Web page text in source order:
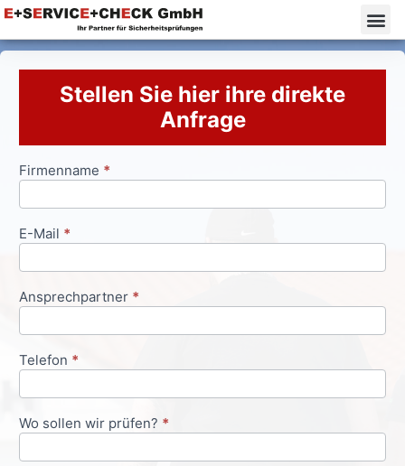
Stellen Sie hier ihre direkte
Anfrage
Anfrageformular
Firmenname *
E-Mail *
Ansprechpartner *
Telefon *
Wo sollen wir prüfen? *